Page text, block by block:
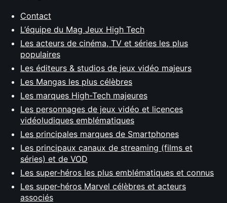
Contact
L’équipe du Mag Jeux High Tech
Les acteurs de cinéma, TV et séries les plus
populaires
Les éditeurs & studios de jeux vidéo majeurs
Les Mangas les plus célèbres
Les marques High-Tech majeures
Les personnages de jeux vidéo et licences
vidéoludiques emblématiques
Les principales marques de Smartphones
Les principaux canaux de streaming (films et
séries) et de VOD
Les super-héros les plus emblématiques et connus
Les super-héros Marvel célèbres et acteurs
associés